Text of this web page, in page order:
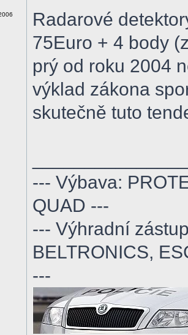
Radarové
75Euro + 4 body
prý od roku 2004
výklad zákona
skutečně tuto
--- Výbava:
QUAD ---
--- Výhradní
BELTRONICS,
---